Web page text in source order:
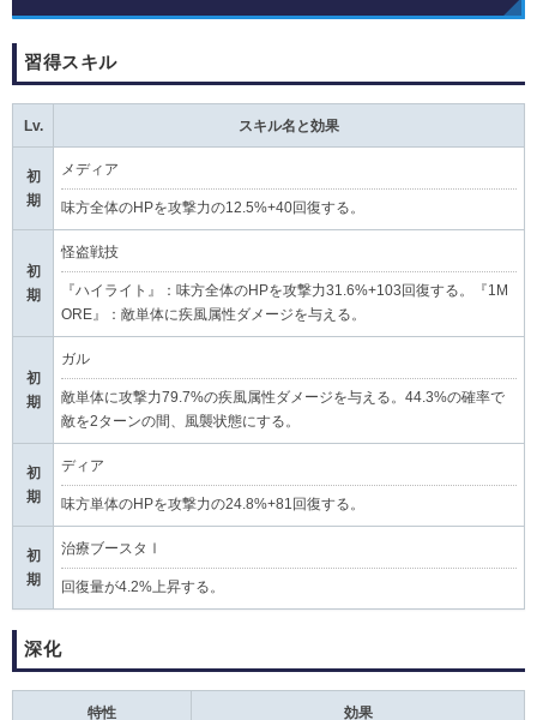
習得スキル
Lv. スキル名と効果
初
期
メディア
味方全体のHPを攻撃力の12.5%+40回復する。
初
期
怪盗戦技
『ハイライト』：味方全体のHPを攻撃力31.6%+103回復する。『1M
ORE』：敵単体に疾風属性ダメージを与える。
初
期
ガル
敵単体に攻撃力79.7%の疾風属性ダメージを与える。44.3%の確率で
敵を2ターンの間、風襲状態にする。
初
期
ディア
味方単体のHPを攻撃力の24.8%+81回復する。
初
期
治療ブースタⅠ
回復量が4.2%上昇する。
深化
特性 効果